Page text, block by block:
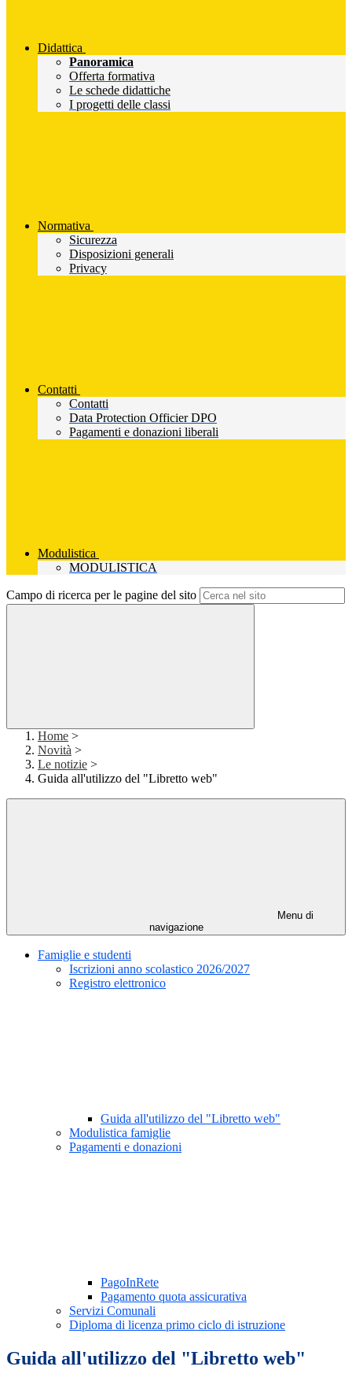
Didattica
Panoramica
Offerta formativa
Le schede didattiche
I progetti delle classi
Normativa
Sicurezza
Disposizioni generali
Privacy
Contatti
Contatti
Data Protection Officier DPO
Pagamenti e donazioni liberali
Modulistica
MODULISTICA
Campo di ricerca per le pagine del sito
Home >
Novità >
Le notizie >
Guida all'utilizzo del "Libretto web"
Menu di
navigazione
Famiglie e studenti
Iscrizioni anno scolastico 2026/2027
Registro elettronico
Guida all'utilizzo del "Libretto web"
Modulistica famiglie
Pagamenti e donazioni
PagoInRete
Pagamento quota assicurativa
Servizi Comunali
Diploma di licenza primo ciclo di istruzione
Guida all'utilizzo del "Libretto web"